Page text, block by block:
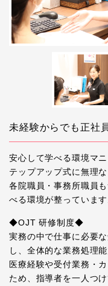
未経験からでも正社
安心して学べる環境マ
テップアップ式に無理
各院職員・事務所職員
べる環境が整っています
◆OJT 研修制度◆
実務の中で仕事に必要
し、全体的な業務処理
医療経験や受付業務・
ため、指導者を一人つ